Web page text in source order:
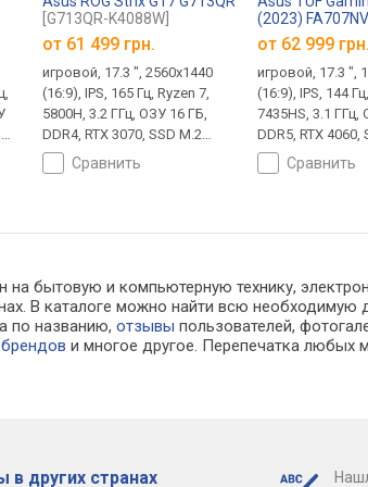
[G713QR-K4088W]
от 61 499 грн.
игровой, 17.3 ", 2560x1440
(16:9), IPS, 165 Гц, Ryzen 7,
5800H, 3.2 ГГц, ОЗУ 16 ГБ,
DDR4, RTX 3070, SSD M.2
NVMe, 512 ГБ, Win 11 Home,
USB-A 5Gbps, USB-C 10Gbps,
камеры, автономный+, 2.7 кг
сравнить
(2023)
[FA707NVR-
от 62 999 грн.
игровой, 17.3 ",
(16:9), IPS, 144
7435HS, 3.1 ГГц,
DDR5, RTX 4060,
NVMe, 512 ГБ,
5Gbps, USB-C
сравнить
на бытовую и компьютерную технику,
В каталоге можно найти всю
по названию,отзывы пользователей,
и многое другое. Перепечатка любых
в других странах